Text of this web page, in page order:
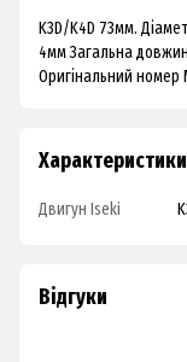
K3D/K4D 73мм.
4мм Загальна
Оригінальний номер
Характеристики
Двигун Iseki
Відгуки